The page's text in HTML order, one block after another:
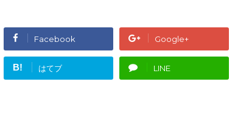
Facebook Google+
B! はてブ LINE